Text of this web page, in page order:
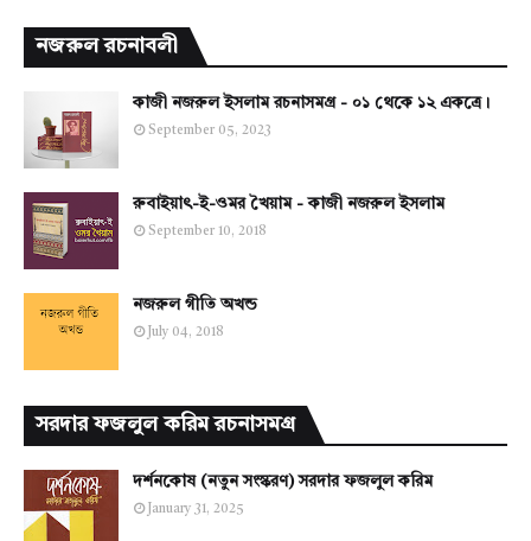
নজরুল রচনাবলী
কাজী নজরুল ইসলাম রচনাসমগ্র - ০১ থেকে ১২ একত্রে।
September 05, 2023
রুবাইয়াৎ-ই-ওমর খৈয়াম - কাজী নজরুল ইসলাম
September 10, 2018
নজরুল গীতি অখন্ড
July 04, 2018
সরদার ফজলুল করিম রচনাসমগ্র
দর্শনকোষ (নতুন সংস্করণ) সরদার ফজলুল করিম
January 31, 2025